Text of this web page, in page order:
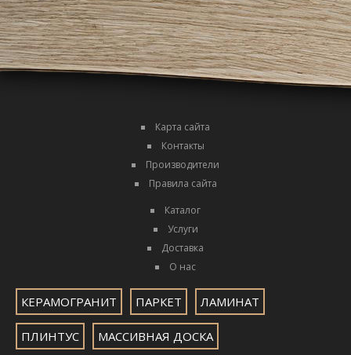
Карта сайта
Контакты
Производители
Правила сайта
Каталог
Услуги
Доставка
О нас
КЕРАМОГРАНИТ ПАРКЕТ ЛАМИНАТ
ПЛИНТУС МАССИВНАЯ ДОСКА